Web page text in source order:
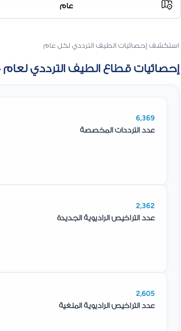
عام
استكشف إحصائيات الطيف الترددي لكل عام
إحصائيات قطاع الطيف الترددي لعام 2024
6,369
عدد الترددات المخصصة
2,362
عدد التراخيص الراديوية الجديدة
2,605
عدد التراخيص الراديوية الملغية